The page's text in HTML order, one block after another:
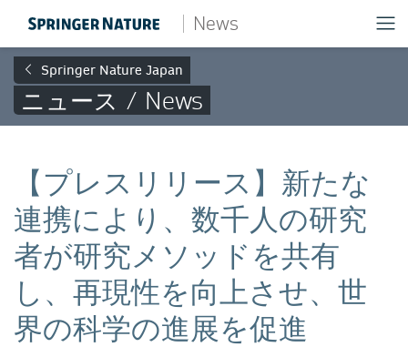
News
Springer Nature Japan
ニュース / News
【プレスリリース】新たな
連携により、数千人の研究
者が研究メソッドを共有
し、再現性を向上させ、世
界の科学の進展を促進